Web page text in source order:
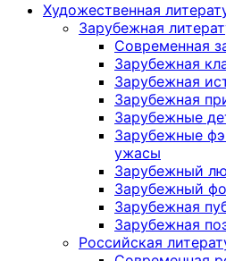
Художественная
Зарубежная
Современная
Зарубежная
Зарубежная
Зарубежная
Зарубежные
Зарубежные
ужасы
Зарубежный
Зарубежный
Зарубежная
Зарубежная
Российская